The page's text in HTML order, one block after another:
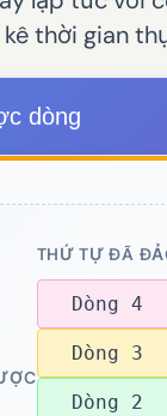
thời gian
dòng
THỨ TỰ ĐÃ
Dòng 4
Dòng 3
Dòng 2